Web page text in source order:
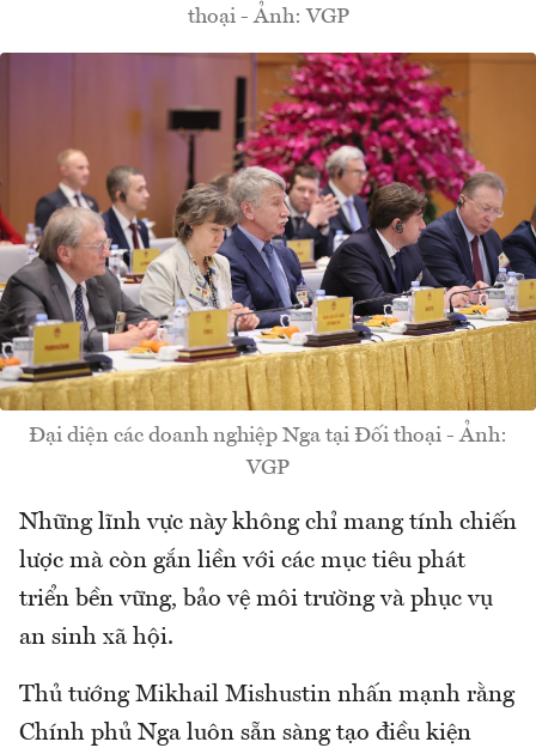
thoại - Ảnh: VGP
Đại diện các doanh nghiệp Nga tại Đối thoại - Ảnh:
VGP
Những lĩnh vực này không chỉ mang tính chiến
lược mà còn gắn liền với các mục tiêu phát
triển bền vững, bảo vệ môi trường và phục vụ
an sinh xã hội.
Thủ tướng Mikhail Mishustin nhấn mạnh rằng
Chính phủ Nga luôn sẵn sàng tạo điều kiện